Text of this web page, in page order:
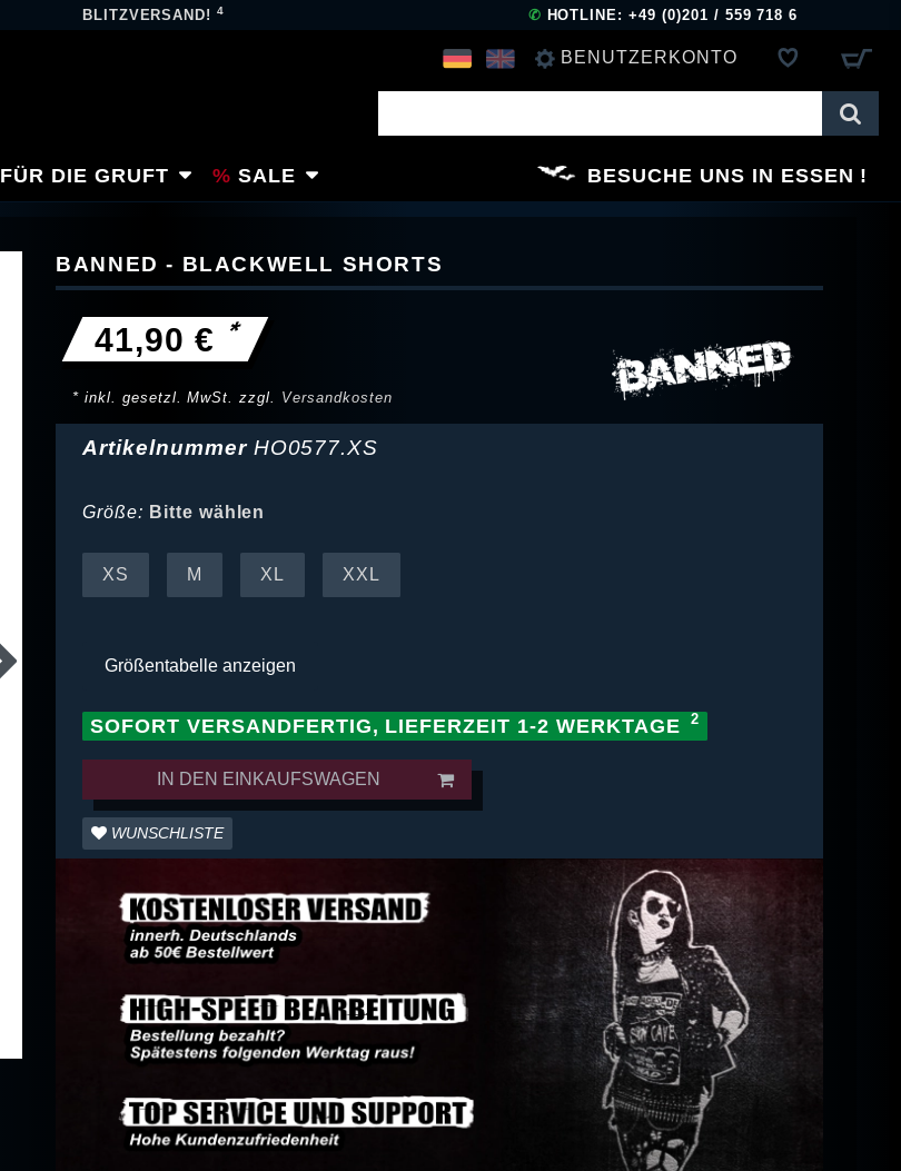
BLITZVERSAND!4 ✆ HOTLINE: +49 (0)201 / 559 718 6
BENUTZERKONTO
REGISTRIEREN
FÜR DIE GRUFT SALE BESUCHE UNS IN ESSEN
BANNED - BLACKWELL SHORTS
41,90 € *
* inkl. gesetzl. MwSt. zzgl. Versandkosten
Artikelnummer HO0577.XS
Größe: Bitte wählen
XS M XL XXL
Größentabelle anzeigen
SOFORT VERSANDFERTIG, LIEFERZEIT 1-2 WERKTAGE
IN DEN EINKAUFSWAGEN
WUNSCHLISTE